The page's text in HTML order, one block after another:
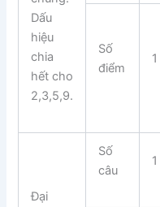
Dấu
hiệu
chia
hết cho
2,3,5,9.
Số
điểm
1
Đại
Số
câu
1